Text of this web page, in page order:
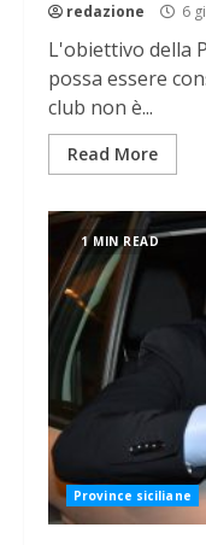
redazione 6
L'obiettivo della
possa essere
club non è...
Read More
1 MIN READ
Province siciliane